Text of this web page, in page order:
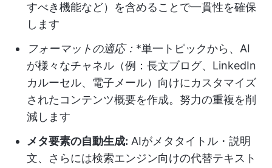
すべき機能など）を含めることで一貫性を確保
します
フォーマットの適応： *単一トピックから、AI
が様々なチャネル（例：長文ブログ、LinkedIn
カルーセル、電子メール）向けにカスタマイズ
されたコンテンツ概要を作成。努力の重複を削
減します
メタ要素の自動生成: AIがメタタイトル・説明
文、さらには検索エンジン向けの代替テキスト